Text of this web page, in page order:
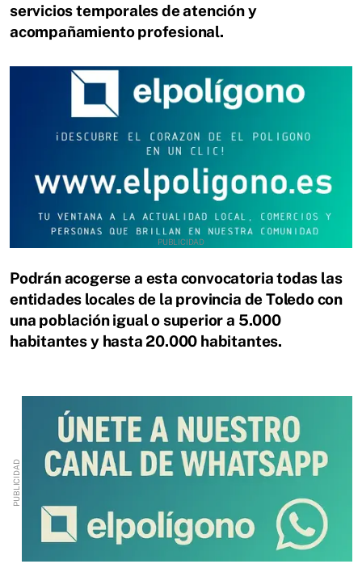
servicios temporales de atención y
acompañamiento profesional.
Podrán acogerse a esta convocatoria todas las
entidades locales de la provincia de Toledo con
una población igual o superior a 5.000
habitantes y hasta 20.000 habitantes.